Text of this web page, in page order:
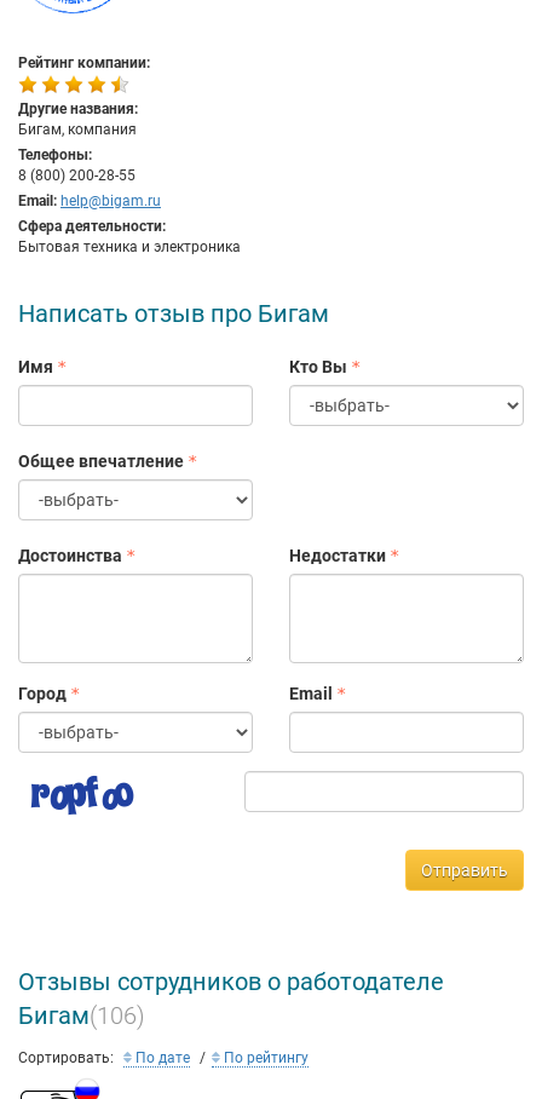
Рейтинг компании:
Другие названия:
Бигам, компания
Телефоны:
8 (800) 200-28-55
Email: help@bigam.ru
Сфера деятельности:
Бытовая техника и электроника
Написать отзыв про Бигам
Имя Кто Вы
Общее впечатление
Достоинства Недостатки
Город Email
Отправить
Отзывы сотрудников о работодателе
Бигам(106)
Сортировать: По дате По рейтингу